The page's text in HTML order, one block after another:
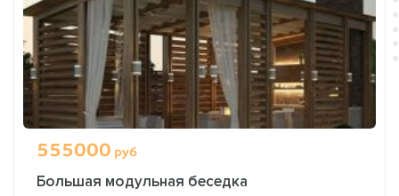
555000 руб
Большая модульная беседка